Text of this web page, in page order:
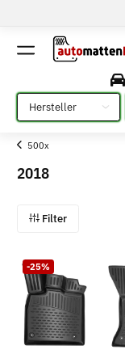
Bitte auswählen
500x
2018
Filter
-25%